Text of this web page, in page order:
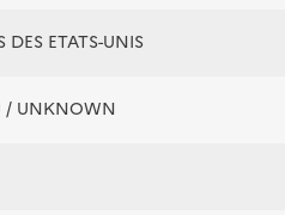
DES ETATS-UNIS
/ UNKNOWN